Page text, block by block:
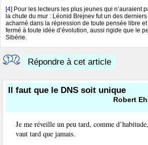
[4] Pour les lecteurs les plus jeunes qui n’auraient
la chute du mur : Léonid Brejnev fut un des
acharné dans la répression de toute pensée libre
fermé à toute idée d’évolution, aussi rigide que le
Sibérie.
Répondre à cet article
Il faut que le DNS soit unique
Robert
Je me réveille un peu tard, comme
vaut tard que jamais.